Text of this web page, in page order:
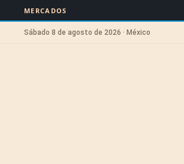
MERCADOS
Sábado 8 de agosto de 2026 · México